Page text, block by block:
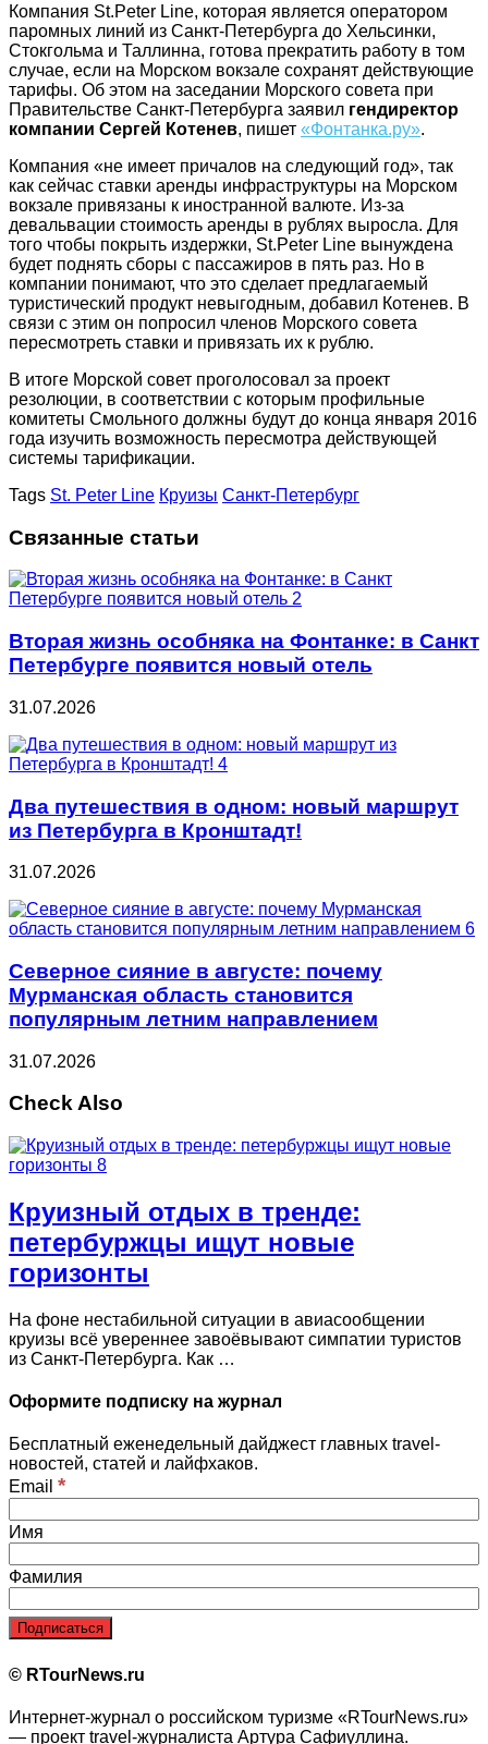
Компания St.Peter Line, которая является оператором
паромных линий из Санкт-Петербурга до Хельсинки,
Стокгольма и Таллинна, готова прекратить работу в том
случае, если на Морском вокзале сохранят действующие
тарифы. Об этом на заседании Морского совета при
Правительстве Санкт-Петербурга заявил гендиректор
компании Сергей Котенев, пишет «Фонтанка.ру».
Компания «не имеет причалов на следующий год», так
как сейчас ставки аренды инфраструктуры на Морском
вокзале привязаны к иностранной валюте. Из-за
девальвации стоимость аренды в рублях выросла. Для
того чтобы покрыть издержки, St.Peter Line вынуждена
будет поднять сборы с пассажиров в пять раз. Но в
компании понимают, что это сделает предлагаемый
туристический продукт невыгодным, добавил Котенев. В
связи с этим он попросил членов Морского совета
пересмотреть ставки и привязать их к рублю.
В итоге Морской совет проголосовал за проект
резолюции, в соответствии с которым профильные
комитеты Смольного должны будут до конца января 2016
года изучить возможность пересмотра действующей
системы тарификации.
Tags St. Peter Line Круизы Санкт-Петербург
Связанные статьи
Вторая жизнь особняка на Фонтанке: в Санкт
Петербурге появится новый отель
31.07.2026
Два путешествия в одном: новый маршрут
из Петербурга в Кронштадт!
31.07.2026
Северное сияние в августе: почему
Мурманская область становится
популярным летним направлением
31.07.2026
Check Also
Круизный отдых в тренде:
петербуржцы ищут новые
горизонты
На фоне нестабильной ситуации в авиасообщении
круизы всё увереннее завоёвывают симпатии туристов
из Санкт‑Петербурга. Как …
Оформите подписку на журнал
Бесплатный еженедельный дайджест главных travel-
новостей, статей и лайфхаков.
Email *
Имя
Фамилия
© RTourNews.ru
Интернет-журнал о российском туризме «RTourNews.ru»
— проект travel-журналиста Артура Сафиуллина.